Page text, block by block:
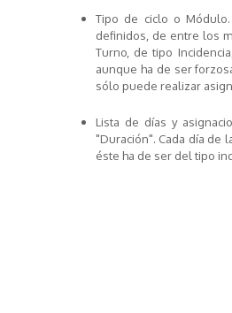
Tipo de ciclo o Módulo
definidos, de entre los
Turno, de tipo
aunque ha de ser
sólo puede realizar
Lista de días y
"Duración". Cada día de
éste ha de ser del tipo